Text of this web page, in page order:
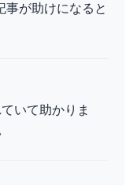
事が助けになると
いて助かりま